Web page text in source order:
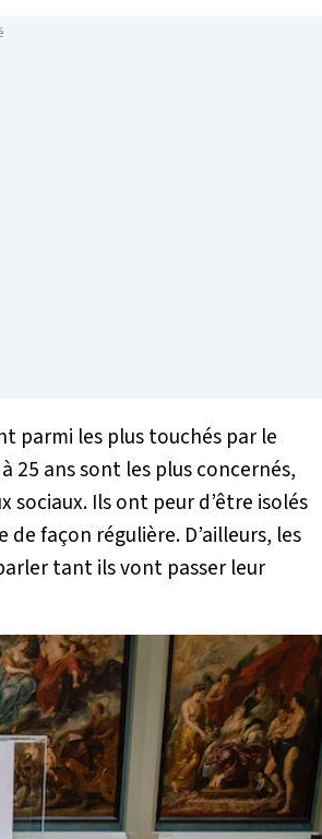
parmi les plus touchés par le
25 ans sont les plus concernés,
sociaux. Ils ont peur d’être isolés
façon régulière. D’ailleurs, les
tant ils vont passer leur